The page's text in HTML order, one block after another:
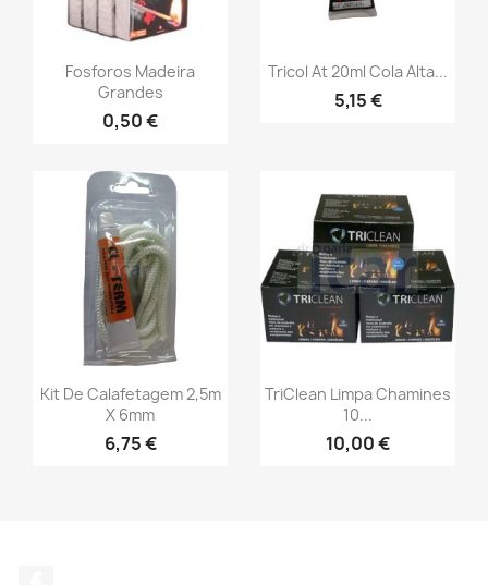
Fosforos Madeira
Grandes
0,50 €
Tricol At 20ml Cola Alta...
5,15 €
Kit De Calafetagem 2,5m
X 6mm
6,75 €
TriClean Limpa Chamines
10...
10,00 €